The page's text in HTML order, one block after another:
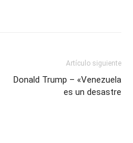
Artículo siguiente
Donald Trump – «Venezuela
es un desastre